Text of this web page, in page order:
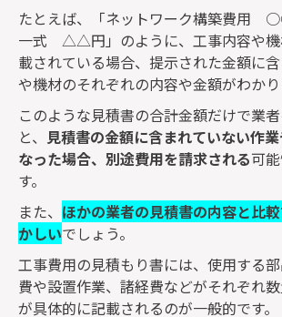
たとえば、「ネットワーク構築費用
一式 △△円」のように、工事内容や機
載されている場合、提示された金額に
や機材のそれぞれの内容や金額がわかり
このような見積書の合計金額だけで業
と、 見積書の金額に含まれていない作
なった場合、別途費用を請求される可
す。
また、 ほかの業者の見積書の内容と比
かしいでしょう。
工事費用の見積もり書には、使用する
費や設置作業、諸経費などがそれぞれ
が具体的に記載されるのが一般的です。